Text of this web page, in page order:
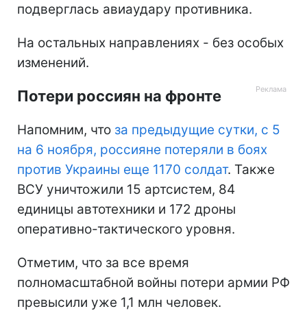
подверглась авиаудару противника.
На остальных направлениях - без особых
изменений.
Потери россиян на фронте
Напомним, что за предыдущие сутки, с 5
на 6 ноября, россияне потеряли в боях
против Украины еще 1170 солдат. Также
ВСУ уничтожили 15 артсистем, 84
единицы автотехники и 172 дроны
оперативно-тактического уровня.
Отметим, что за все время
полномасштабной войны потери армии РФ
превысили уже 1,1 млн человек.